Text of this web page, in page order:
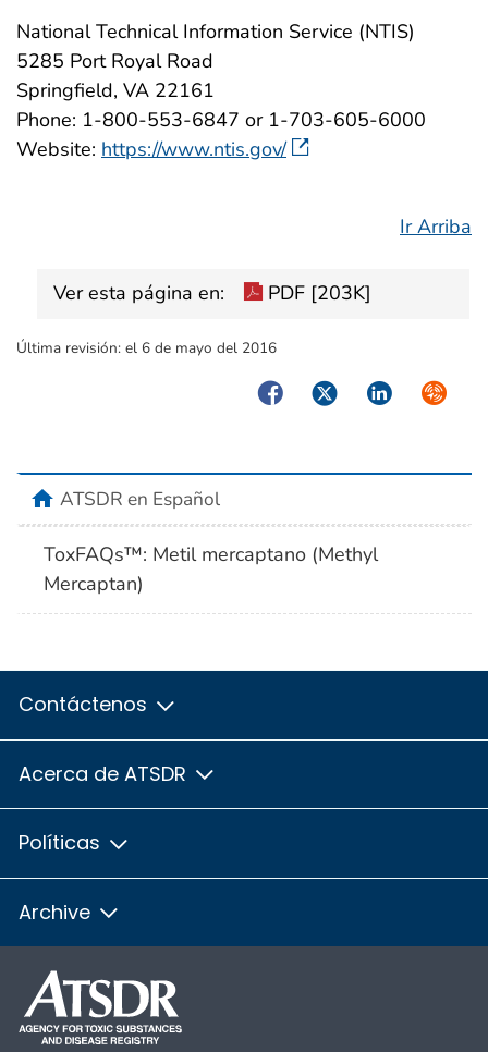
National Technical Information Service (NTIS)
5285 Port Royal Road
Springfield, VA 22161
Phone: 1-800-553-6847 or 1-703-605-6000
Website: https://www.ntis.gov/
Ir Arriba
Ver esta página en: PDF [203K]
Última revisión: el 6 de mayo del 2016
FacebookTwitterLinkedIn
homeATSDR en Español
ToxFAQs™: Metil mercaptano (Methyl
Mercaptan)
Contáctenos
Acerca de ATSDR
Políticas
Archive